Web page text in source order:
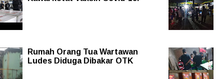
Rumah Orang Tua Wartawan
Ludes Diduga Dibakar OTK